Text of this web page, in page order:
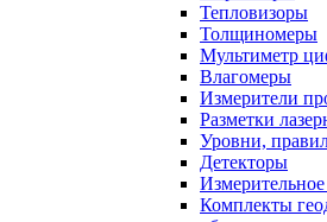
Тепловизоры
Толщиномеры
Мультиметр
Влагомеры
Измерители
Разметки
Уровни,
Детекторы
Измерительное
Комплекты